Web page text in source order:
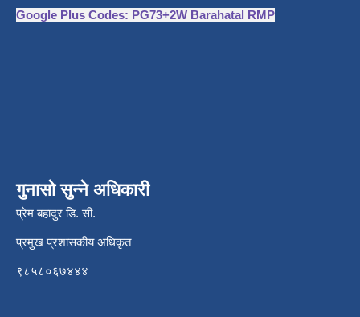
Google Plus Codes: PG73+2W Barahatal RMP
गुनासो सुन्ने अधिकारी
प्रेम बहादुर डि. सी.
प्रमुख प्रशासकीय अधिकृत
९८५८०६७४४४